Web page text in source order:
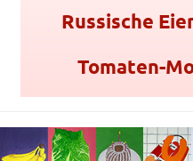
Russische
Tomaten-